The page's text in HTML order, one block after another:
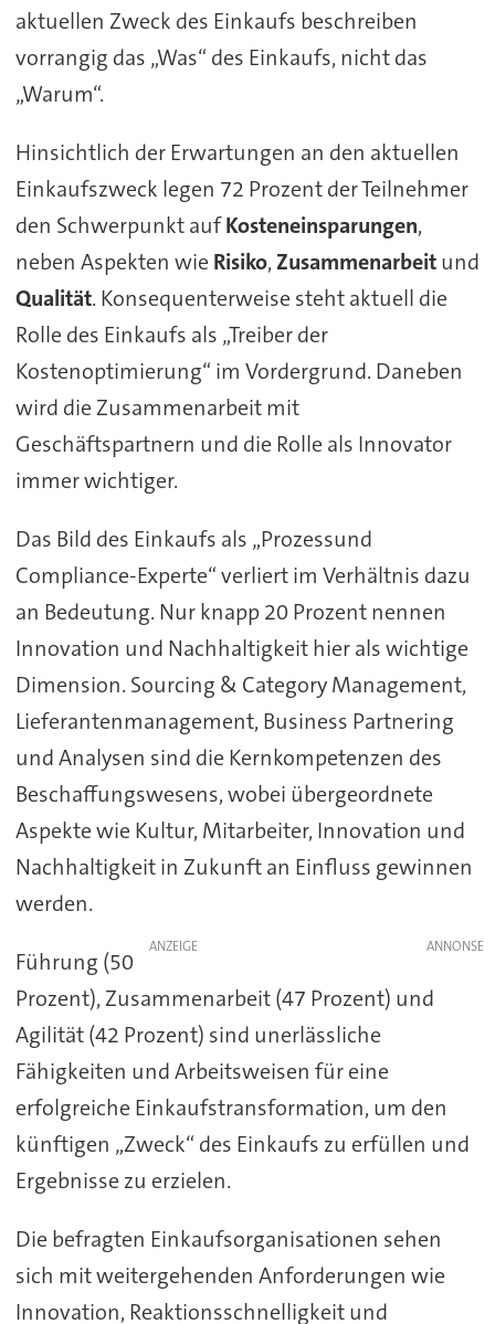
aktuellen Zweck des Einkaufs beschreiben
vorrangig das „Was“ des Einkaufs, nicht das
„Warum“.
Hinsichtlich der Erwartungen an den aktuellen
Einkaufszweck legen 72 Prozent der Teilnehmer
den Schwerpunkt aufKosteneinsparungen,
neben Aspekten wie Risiko, Zusammenarbeitund
Qualität. Konsequenterweise steht aktuell die
Rolle des Einkaufs als „Treiber der
Kostenoptimierung“ im Vordergrund. Daneben
wird die Zusammenarbeit mit
Geschäftspartnern und die Rolle als Innovator
immer wichtiger.
Das Bild des Einkaufs als „Prozessund
Compliance-Experte“ verliert im Verhältnis dazu
an Bedeutung. Nur knapp 20 Prozent nennen
Innovation und Nachhaltigkeit hier als wichtige
Dimension. Sourcing & Category Management,
Lieferantenmanagement, Business Partnering
und Analysen sind die Kernkompetenzen des
Beschaffungswesens, wobei übergeordnete
Aspekte wie Kultur, Mitarbeiter, Innovation und
Nachhaltigkeit in Zukunft an Einfluss gewinnen
werden.
ANZEIGE
Führung (50
Prozent), Zusammenarbeit (47 Prozent) und
Agilität (42 Prozent) sind unerlässliche
Fähigkeiten und Arbeitsweisen für eine
erfolgreiche Einkaufstransformation, um den
künftigen „Zweck“ des Einkaufs zu erfüllen und
Ergebnisse zu erzielen.
Die befragten Einkaufsorganisationen sehen
sich mit weitergehenden Anforderungen wie
Innovation, Reaktionsschnelligkeit und